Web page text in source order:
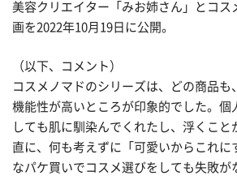
美容クリエイター「みお姉さん」とコス
画を2022年10月19日に公開。
（以下、コメント）
コスメノマドのシリーズは、どの商品も
機能性が高いところが印象的でした。個
しても肌に馴染んでくれたし、浮くこと
直に、何も考えずに「可愛いからこれに
なパケ買いでコスメ選びをしても失敗が